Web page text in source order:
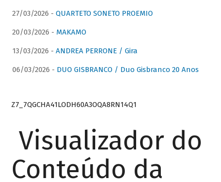
27/03/2026 - QUARTETO SONETO PROEMIO
20/03/2026 - MAKAMO
13/03/2026 - ANDREA PERRONE / Gira
06/03/2026 - DUO GISBRANCO / Duo Gisbranco 20 Anos
Z7_7QGCHA41LODH60A3OQA8RN14Q1
Visualizador do
Conteúdo da